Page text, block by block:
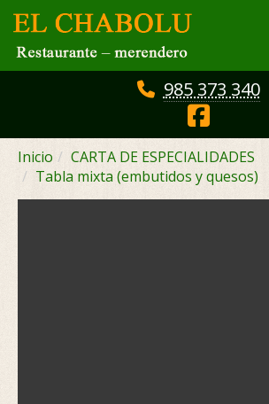
985 373 340
Inicio
CARTA DE ESPECIALIDADES
Tabla mixta (embutidos y quesos)